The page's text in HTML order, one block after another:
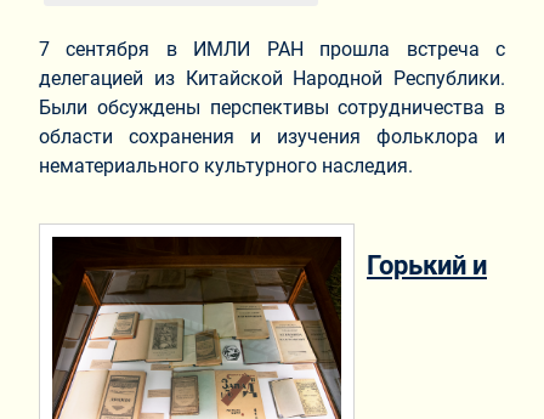
7 сентября в ИМЛИ РАН прошла встреча с
делегацией из Китайской Народной Республики.
Были обсуждены перспективы сотрудничества в
области сохранения и изучения фольклора и
нематериального культурного наследия.
Горький и